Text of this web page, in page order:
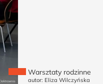
Warsztaty rodzinne
autor: Eliza Wilczyńska